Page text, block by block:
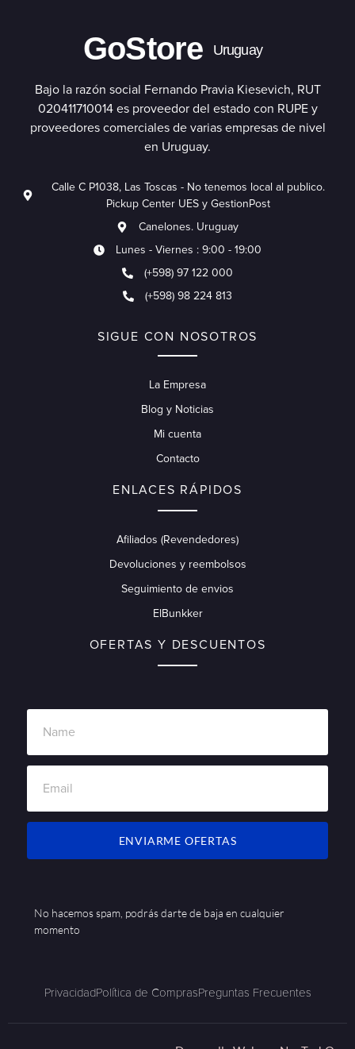
GoStore Uruguay
Bajo la razón social Fernando Pravia Kiesevich, RUT
020411710014 es proveedor del estado con RUPE y
proveedores comerciales de varias empresas de nivel
en Uruguay.
Calle C P1038, Las Toscas - No tenemos local al publico.
Pickup Center UES y GestionPost
Canelones. Uruguay
Lunes - Viernes : 9:00 - 19:00
(+598) 97 122 000
(+598) 98 224 813
SIGUE CON NOSOTROS
La Empresa
Blog y Noticias
Mi cuenta
Contacto
ENLACES RÁPIDOS
Afiliados (Revendedores)
Devoluciones y reembolsos
Seguimiento de envios
ElBunkker
OFERTAS Y DESCUENTOS
ENVIARME OFERTAS
No hacemos spam, podrás darte de baja en cualquier
momento
PrivacidadPolítica de ComprasPreguntas Frecuentes